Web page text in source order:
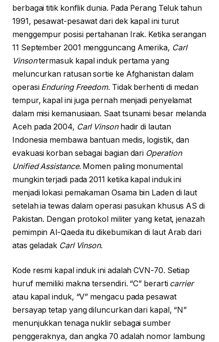
berbagai titik konflik dunia. Pada Perang Teluk tahun
1991, pesawat-pesawat dari dek kapal ini turut
menggempur posisi pertahanan Irak. Ketika serangan
11 September 2001 mengguncang Amerika, Carl
Vinsontermasuk kapal induk pertama yang
meluncurkan ratusan sortie ke Afghanistan dalam
operasi Enduring Freedom. Tidak berhenti di medan
tempur, kapal ini juga pernah menjadi penyelamat
dalam misi kemanusiaan. Saat tsunami besar melanda
Aceh pada 2004, Carl Vinsonhadir di lautan
Indonesia membawa bantuan medis, logistik, dan
evakuasi korban sebagai bagian dari Operation
Unified Assistance. Momen paling monumental
mungkin terjadi pada 2011 ketika kapal induk ini
menjadi lokasi pemakaman Osama bin Laden di laut
setelah ia tewas dalam operasi pasukan khusus AS di
Pakistan. Dengan protokol militer yang ketat, jenazah
pemimpin Al-Qaeda itu dikebumikan di laut Arab dari
atas geladak Carl Vinson.
Kode resmi kapal induk ini adalah CVN-70. Setiap
huruf memiliki makna tersendiri. “C” berarti carrier
atau kapal induk, “V” mengacu pada pesawat
bersayap tetap yang diluncurkan dari kapal, “N”
menunjukkan tenaga nuklir sebagai sumber
penggeraknya, dan angka 70 adalah nomor lambung